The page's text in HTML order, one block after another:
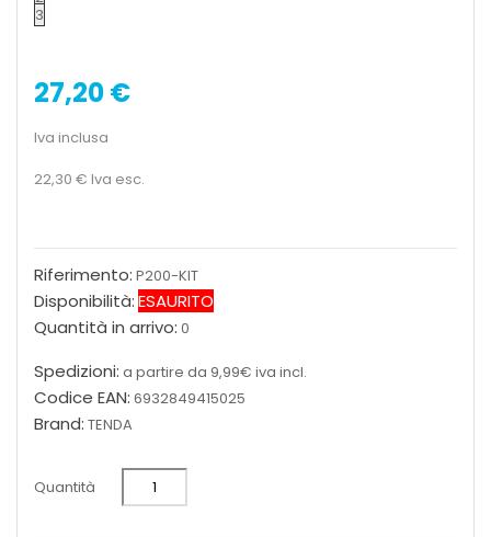
3
27,20 €
Iva inclusa
22,30 € Iva esc.
Riferimento: P200-KIT
Disponibilità:ESAURITO
Quantità in arrivo: 0
Spedizioni: a partire da 9,99€ iva incl.
Codice EAN: 6932849415025
Brand: TENDA
Quantità